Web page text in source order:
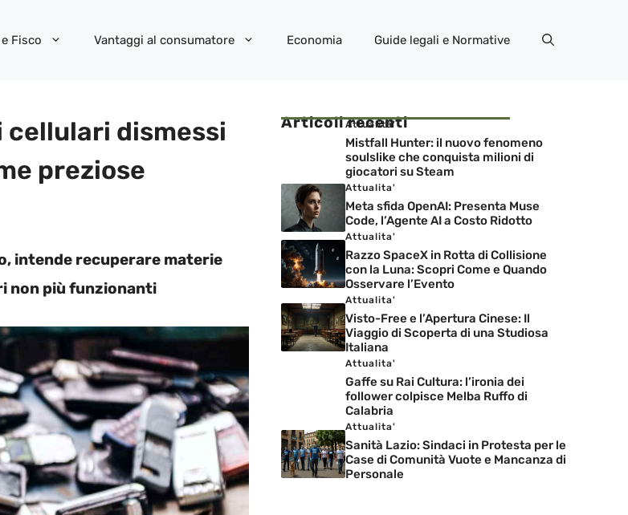
Fisco Vantaggi al consumatore Economia Guide legali e Normative
cellulari dismessi
preziose
intende recuperare materie
non più funzionanti
Articoli recenti
Attualita'
Mistfall Hunter: il nuovo fenomeno
soulslike che conquista milioni di
giocatori su Steam
Attualita'
Meta sfida OpenAI: Presenta Muse
Code, l’Agente AI a Costo Ridotto
Attualita'
Razzo SpaceX in Rotta di Collisione
con la Luna: Scopri Come e Quando
Osservare l’Evento
Attualita'
Visto-Free e l’Apertura Cinese: Il
Viaggio di Scoperta di una Studiosa
Italiana
Attualita'
Gaffe su Rai Cultura: l’ironia dei
follower colpisce Melba Ruffo di
Calabria
Attualita'
Sanità Lazio: Sindaci in Protesta per le
Case di Comunità Vuote e Mancanza di
Personale